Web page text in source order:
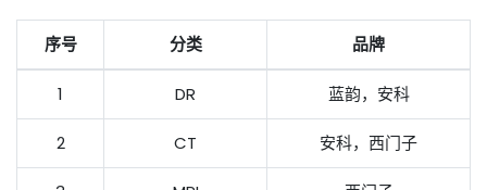
序号 分类 品牌
1 DR 蓝韵，安科
2 CT 安科，西门子